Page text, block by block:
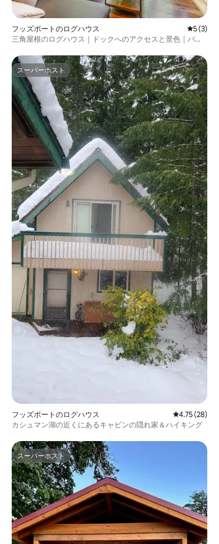
フッズポートのログハウス レビュー
5 (3)
三角屋根のログハウス｜ドックへのアクセスと景色｜バー
スーパーホスト
スーパーホスト
フッズポートのログハウス レビュー28
4.75 (28)
カシュマン湖の近くにあるキャビンの隠れ家＆ハイキング
スーパーホスト
スーパーホスト